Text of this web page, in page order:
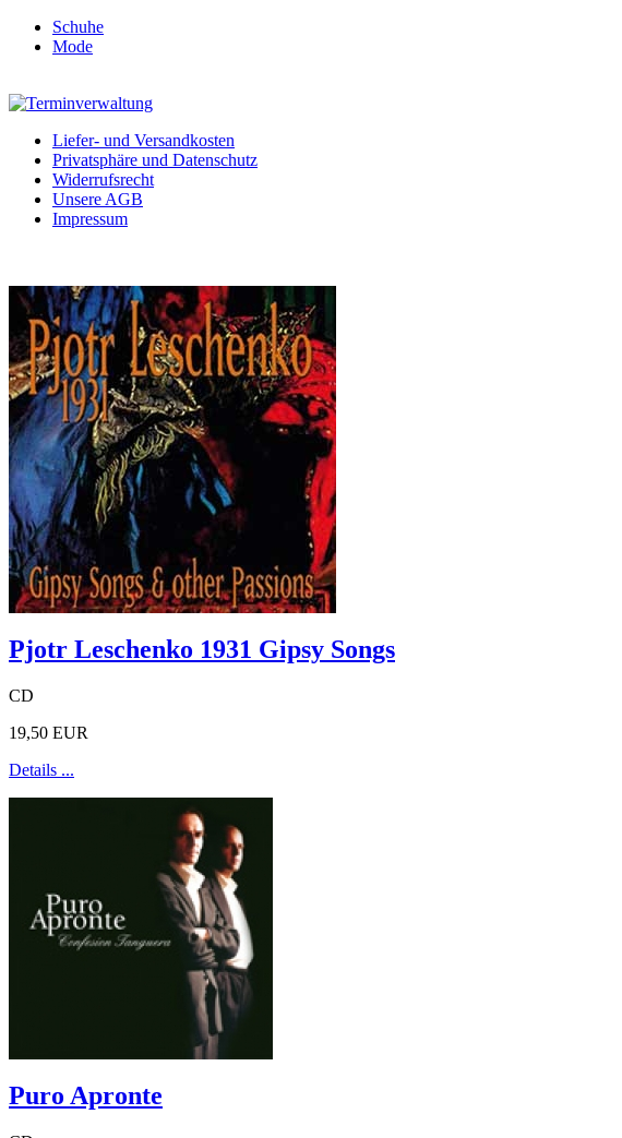
Schuhe
Mode
Liefer- und Versandkosten
Privatsphäre und Datenschutz
Widerrufsrecht
Unsere AGB
Impressum
Pjotr Leschenko 1931 Gipsy Songs
CD
19,50 EUR
Details ...
Puro Apronte